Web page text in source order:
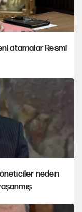
atamalar Resmi
neden